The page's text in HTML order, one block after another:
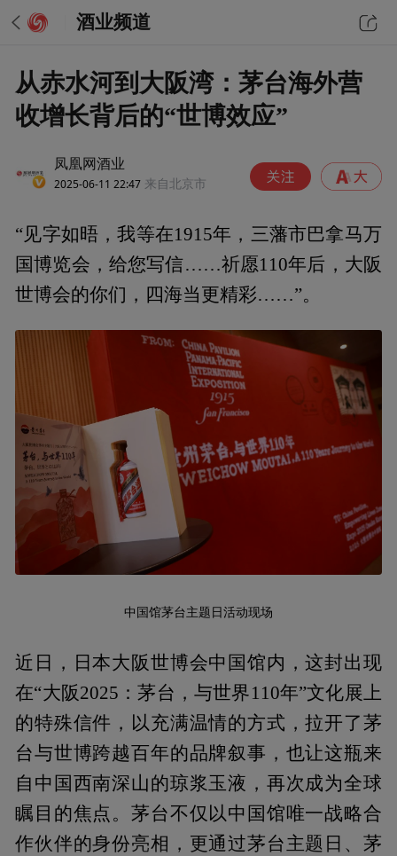
酒业频道
从赤水河到大阪湾：茅台海外营
收增长背后的“世博效应”
凤凰网酒业
2025-06-11 22:47 来自北京市
“见字如晤，我等在1915年，三藩市巴拿马万
国博览会，给您写信……祈愿110年后，大阪
世博会的你们，四海当更精彩……”。
中国馆茅台主题日活动现场
近日，日本大阪世博会中国馆内，这封出现
在“大阪2025：茅台，与世界110年”文化展上
的特殊信件，以充满温情的方式，拉开了茅
台与世博跨越百年的品牌叙事，也让这瓶来
自中国西南深山的琼浆玉液，再次成为全球
瞩目的焦点。茅台不仅以中国馆唯一战略合
作伙伴的身份亮相，更通过茅台主题日、茅